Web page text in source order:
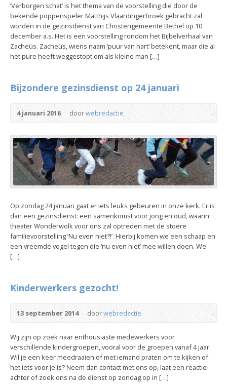
‘Verborgen schat’ is het thema van de voorstelling die door de
bekende poppenspeler Matthijs Vlaardingerbroek gebracht zal
worden in de gezinsdienst van Christengemeente Bethel op 10
december a.s. Het is een voorstelling rondom het Bijbelverhaal van
Zacheüs. Zacheüs, wiens naam ‘puur van hart’ betekent, maar die al
het pure heeft weggestopt om als kleine man […]
Bijzondere gezinsdienst op 24 januari
4 januari 2016 doorwebredactie
Op zondag 24 januari gaat er iets leuks gebeuren in onze kerk. Er is
dan een gezinsdienst: een samenkomst voor jong en oud, waarin
theater Wonderwolk voor ons zal optreden met de stoere
familievoorstelling ‘Nu even niet?!’. Hierbij komen we een schaap en
een vreemde vogel tegen die ‘nu even niet’ mee willen doen. We
[…]
Kinderwerkers gezocht!
13 september 2014 doorwebredactie
Wij zijn op zoek naar enthousiaste medewerkers voor
verschillende kindergroepen, vooral voor de groepen vanaf 4 jaar.
Wil je een keer meedraaien of met iemand praten om te kijken of
het iets voor je is? Neem dan contact met ons op, laat een reactie
achter of zoek ons na de dienst op zondag op in […]